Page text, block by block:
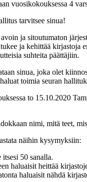
vuosikokouksessa 4
tarvitsee sinua!
ja sitoutumaton
ja kehittää kirjastoja
suhteita päättäjiin.
sinua, joka olet
toimia seuran
to 15.10.2020
nimi, mitä teet,
näihin kysymyksiin:
50 sanalla.
haluaisit heittää
haluaisit nähdä